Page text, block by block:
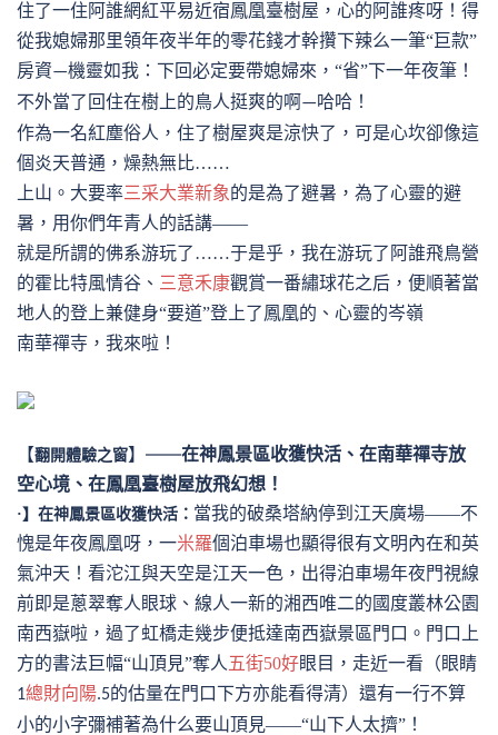
住了一住阿誰網紅平易近宿鳳凰臺樹屋，心的阿誰疼呀！得
從我媳婦那里領年夜半年的零花錢才幹攢下辣么一筆“巨款”
房資—機靈如我：下回必定要帶媳婦來，“省”下一年夜筆！
不外當了回住在樹上的鳥人挺爽的啊 —哈哈！
作為一名紅塵俗人，住了樹屋爽是涼快了，可是心坎卻像這
個炎天普通，燥熱無比……
上山。大要率三采大業新象的是為了避暑，為了心靈的避
暑，用你們年青人的話講——
就是所謂的佛系游玩了……于是乎，我在游玩了阿誰飛鳥營
的霍比特風情谷、 三意禾康觀賞一番繡球花之后，便順著當
地人的登上兼健身“要道”登上了鳳凰的、心靈的岑嶺
南華禪寺，我來啦！
【翻開體驗之窗】——在神鳳景區收獲快活、在南華禪寺放
空心境、在鳳凰臺樹屋放飛幻想！
·】在神鳳景區收獲快活： 當我的破桑塔納停到江天廣場——不
愧是年夜鳳凰呀，一米羅個泊車場也顯得很有文明內在和英
氣沖天！看沱江與天空是江天一色，出得泊車場年夜門視線
前即是蔥翠奪人眼球、線人一新的湘西唯二的國度叢林公園
南西嶽啦，過了虹橋走幾步便抵達南西嶽景區門口。 門口上
方的書法巨幅“山頂見”奪人 五街50好眼目，走近一看（眼睛
1總財向陽.5的估量在門口下方亦能看得清）還有一行不算
小的小字彌補著為什么要山頂見——“山下人太擠”！